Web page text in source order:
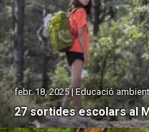
27 sortides escolars al
febr. 18, 2025 | Educació